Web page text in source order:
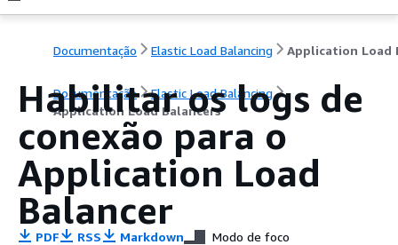
Documentação Elastic Load Balancing
Documentação
Elastic Load Balancing
Application Load Balancers
Habilitar os logs de
conexão para o
Application Load
Balancer
PDF RSS Markdown Modo de foco